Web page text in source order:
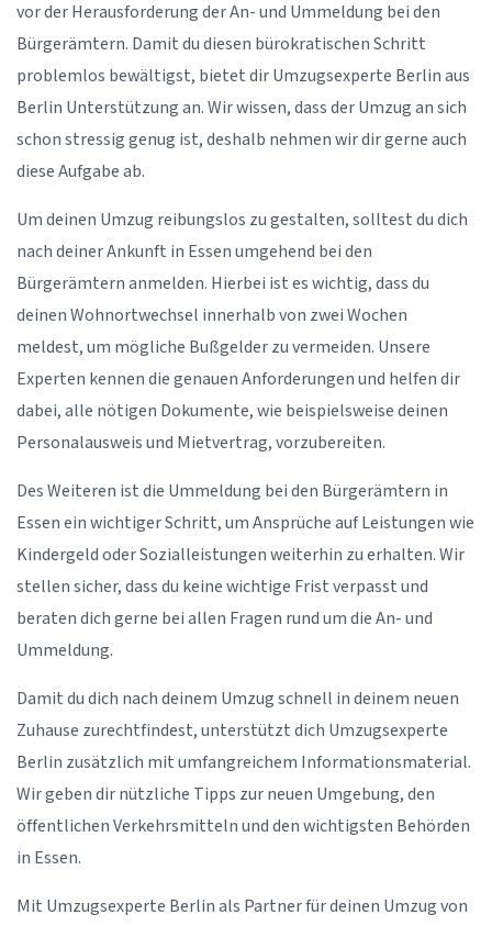
vor der Herausforderung der An- und Ummeldung bei den
Bürgerämtern. Damit du diesen bürokratischen Schritt
problemlos bewältigst, bietet dir Umzugsexperte Berlin aus
Berlin Unterstützung an. Wir wissen, dass der Umzug an sich
schon stressig genug ist, deshalb nehmen wir dir gerne auch
diese Aufgabe ab.
Um deinen Umzug reibungslos zu gestalten, solltest du dich
nach deiner Ankunft in Essen umgehend bei den
Bürgerämtern anmelden. Hierbei ist es wichtig, dass du
deinen Wohnortwechsel innerhalb von zwei Wochen
meldest, um mögliche Bußgelder zu vermeiden. Unsere
Experten kennen die genauen Anforderungen und helfen dir
dabei, alle nötigen Dokumente, wie beispielsweise deinen
Personalausweis und Mietvertrag, vorzubereiten.
Des Weiteren ist die Ummeldung bei den Bürgerämtern in
Essen ein wichtiger Schritt, um Ansprüche auf Leistungen wie
Kindergeld oder Sozialleistungen weiterhin zu erhalten. Wir
stellen sicher, dass du keine wichtige Frist verpasst und
beraten dich gerne bei allen Fragen rund um die An- und
Ummeldung.
Damit du dich nach deinem Umzug schnell in deinem neuen
Zuhause zurechtfindest, unterstützt dich Umzugsexperte
Berlin zusätzlich mit umfangreichem Informationsmaterial.
Wir geben dir nützliche Tipps zur neuen Umgebung, den
öffentlichen Verkehrsmitteln und den wichtigsten Behörden
in Essen.
Mit Umzugsexperte Berlin als Partner für deinen Umzug von